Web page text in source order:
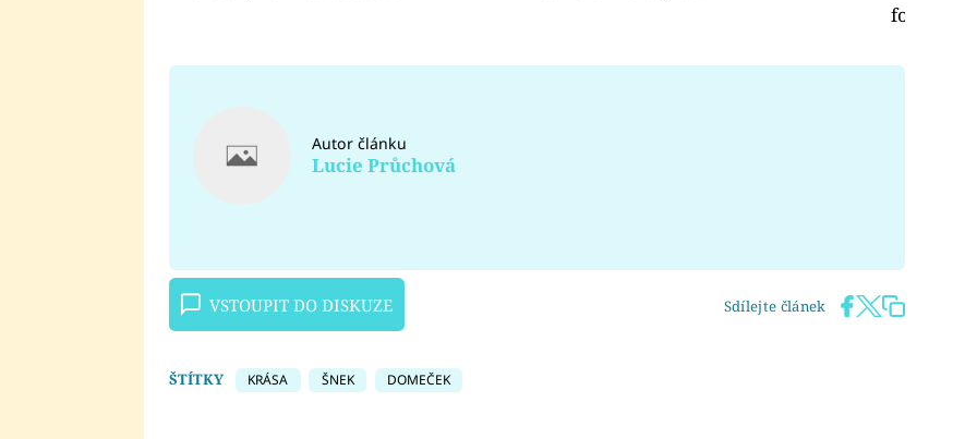
fotografie.
Autor článku
Lucie Průchová
VSTOUPIT DO DISKUZE Sdílejte článek
ŠTÍTKY KRÁSA ŠNEK DOMEČEK